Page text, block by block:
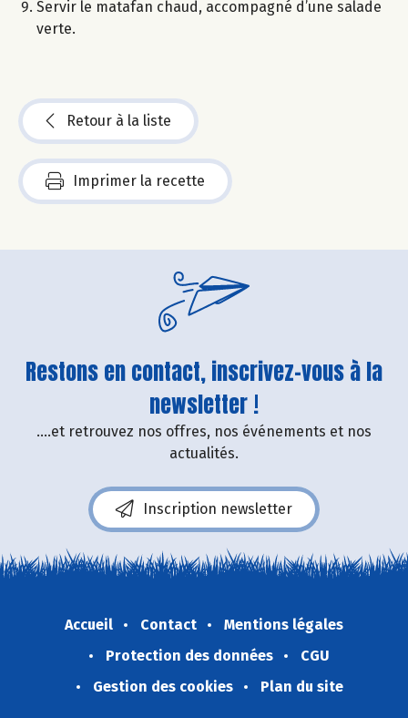
Servir le matafan chaud, accompagné d’une salade
verte.
Retour à la liste
Imprimer la recette
Restons en contact, inscrivez-vous à la
newsletter !
....et retrouvez nos offres, nos événements et nos
actualités.
Inscription newsletter
Accueil Contact
Mentions légales
Protection des données
CGU
Gestion des cookies
Plan du site